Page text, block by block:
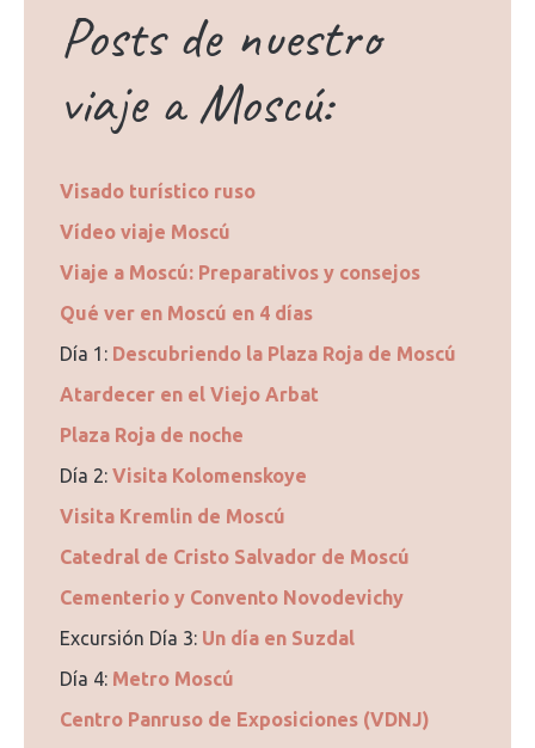
Posts de nuestro
viaje a Moscú:
Visado turístico ruso
Vídeo viaje Moscú
Viaje a Moscú: Preparativos y consejos
Qué ver en Moscú en 4 días
Día 1: Descubriendo la Plaza Roja de Moscú
Atardecer en el Viejo Arbat
Plaza Roja de noche
Día 2: Visita Kolomenskoye
Visita Kremlin de Moscú
Catedral de Cristo Salvador de Moscú
Cementerio y Convento Novodevichy
Excursión Día 3: Un día en Suzdal
Día 4: Metro Moscú
Centro Panruso de Exposiciones (VDNJ)